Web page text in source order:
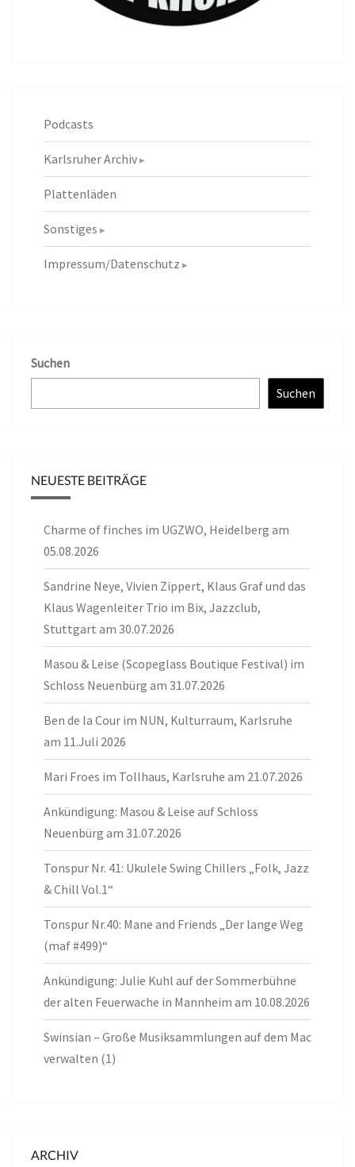
Podcasts
Karlsruher Archiv
Plattenläden
Sonstiges
Impressum/Datenschutz
Suchen
Suchen
NEUESTE BEITRÄGE
Charme of finches im UGZWO, Heidelberg am
05.08.2026
Sandrine Neye, Vivien Zippert, Klaus Graf und das
Klaus Wagenleiter Trio im Bix, Jazzclub,
Stuttgart am 30.07.2026
Masou & Leise (Scopeglass Boutique Festival) im
Schloss Neuenbürg am 31.07.2026
Ben de la Cour im NUN, Kulturraum, Karlsruhe
am 11.Juli 2026
Mari Froes im Tollhaus, Karlsruhe am 21.07.2026
Ankündigung: Masou & Leise auf Schloss
Neuenbürg am 31.07.2026
Tonspur Nr. 41: Ukulele Swing Chillers „Folk, Jazz
& Chill Vol.1“
Tonspur Nr.40: Mane and Friends „Der lange Weg
(maf #499)“
Ankündigung: Julie Kuhl auf der Sommerbühne
der alten Feuerwache in Mannheim am 10.08.2026
Swinsian – Große Musiksammlungen auf dem Mac
verwalten (1)
ARCHIV